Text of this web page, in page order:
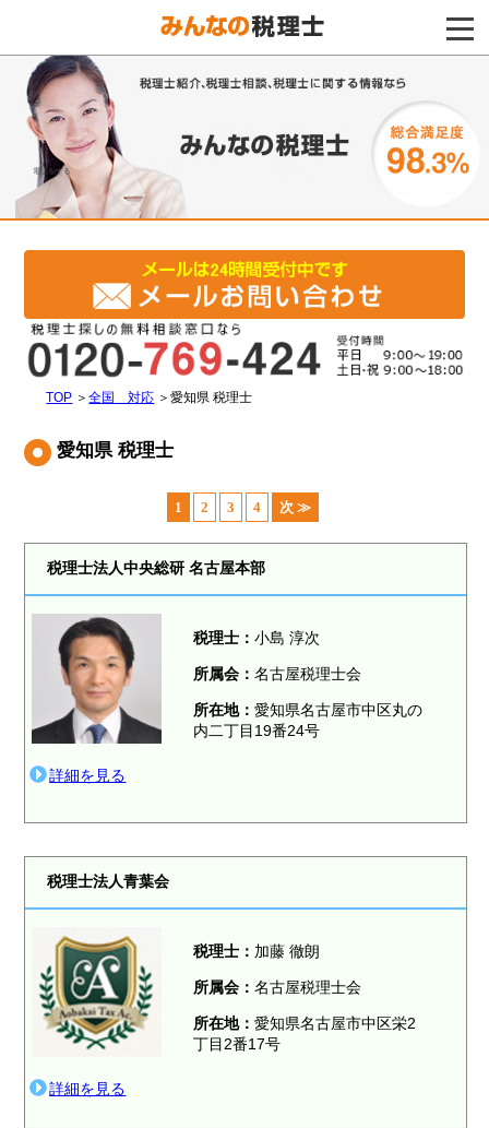
電話をする
TOP ＞全国 対応 ＞愛知県 税理士
愛知県 税理士
1 2 3 4 次 ≫
税理士法人中央総研 名古屋本部
詳細を見る
税理士 ：小島 淳次
所属会：名古屋税理士会
所在地：愛知県名古屋市中区丸の
内二丁目19番24号
税理士法人青葉会
詳細を見る
税理士 ： 加藤 徹朗
所属会：名古屋税理士会
所在地：愛知県名古屋市中区栄2
丁目2番17号